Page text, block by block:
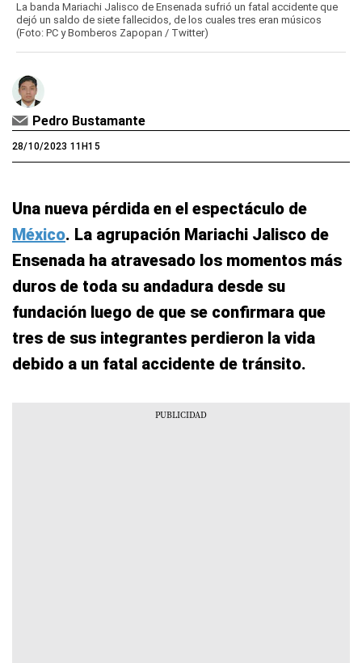
La banda Mariachi Jalisco de Ensenada sufrió un fatal accidente que
dejó un saldo de siete fallecidos, de los cuales tres eran músicos
(Foto: PC y Bomberos Zapopan / Twitter)
Pedro Bustamante
28/10/2023 11H15
Una nueva pérdida en el espectáculo de
México. La agrupación Mariachi Jalisco de
Ensenada ha atravesado los momentos más
duros de toda su andadura desde su
fundación luego de que se confirmara que
tres de sus integrantes perdieron la vida
debido a un fatal accidente de tránsito.